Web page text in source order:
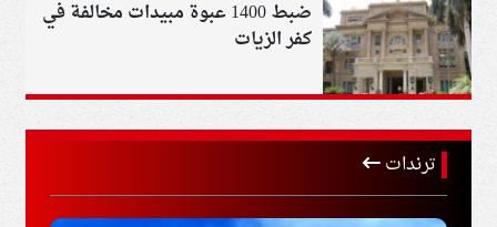
ضبط 1400 عبوة مبيدات مخالفة في
كفر الزيات
ترندات